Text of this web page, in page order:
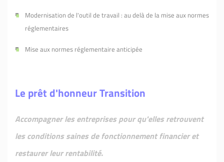
Modernisation de l'outil de travail : au delà de la mise aux normes
réglementaires
Mise aux normes réglementaire anticipée
Le prêt d'honneur Transition
Accompagner les entreprises pour qu'elles retrouvent
les conditions saines de fonctionnement financier et
restaurer leur rentabilité.